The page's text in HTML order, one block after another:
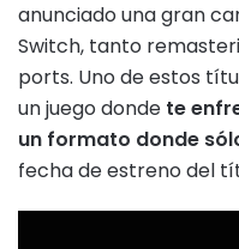
anunciado una gran
Switch, tanto
ports. Uno de estos
un juego donde te
un formato donde
fecha de estreno del